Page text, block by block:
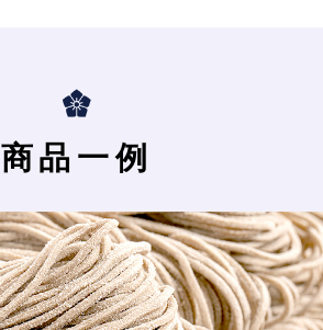
商品一例